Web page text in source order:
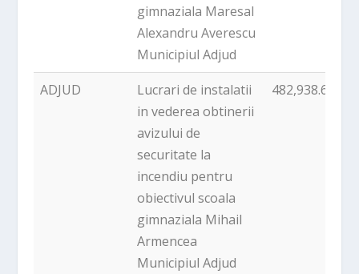
gimnaziala Maresal
Alexandru Averescu
Municipiul Adjud
ADJUD
Lucrari de instalatii
in vederea obtinerii
avizului de
securitate la
incendiu pentru
obiectivul scoala
gimnaziala Mihail
Armencea
Municipiul Adjud
482,938.66